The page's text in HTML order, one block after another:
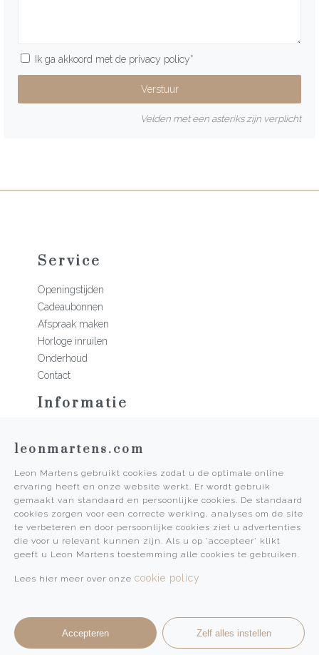
Ik ga akkoord met de privacy policy*
Velden met een asteriks zijn verplicht
Service
Openingstijden
Cadeaubonnen
Afspraak maken
Horloge inruilen
Onderhoud
Contact
Informatie
Historie
Algemene voorwaarden
Privacy Policy
Pers
Leon Martens
Leon Martens Juwelier
leonmartens.com
Leon Martens gebruikt cookies zodat u de optimale online
ervaring heeft en onze website werkt. Er wordt gebruik
gemaakt van standaard en persoonlijke cookies. De standaard
cookies zorgen voor een correcte werking, analyses om de site
te verbeteren en door persoonlijke cookies ziet u advertenties
die voor u relevant kunnen zijn. Als u op 'accepteer' klikt
geeft u Leon Martens toestemming alle cookies te gebruiken.
Lees hier meer over onze cookie policy
Accepteren Zelf alles instellen